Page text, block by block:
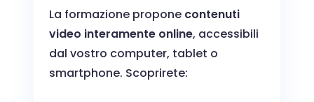
La formazione propone contenuti
video interamente online, accessibili
dal vostro computer, tablet o
smartphone. Scoprirete: